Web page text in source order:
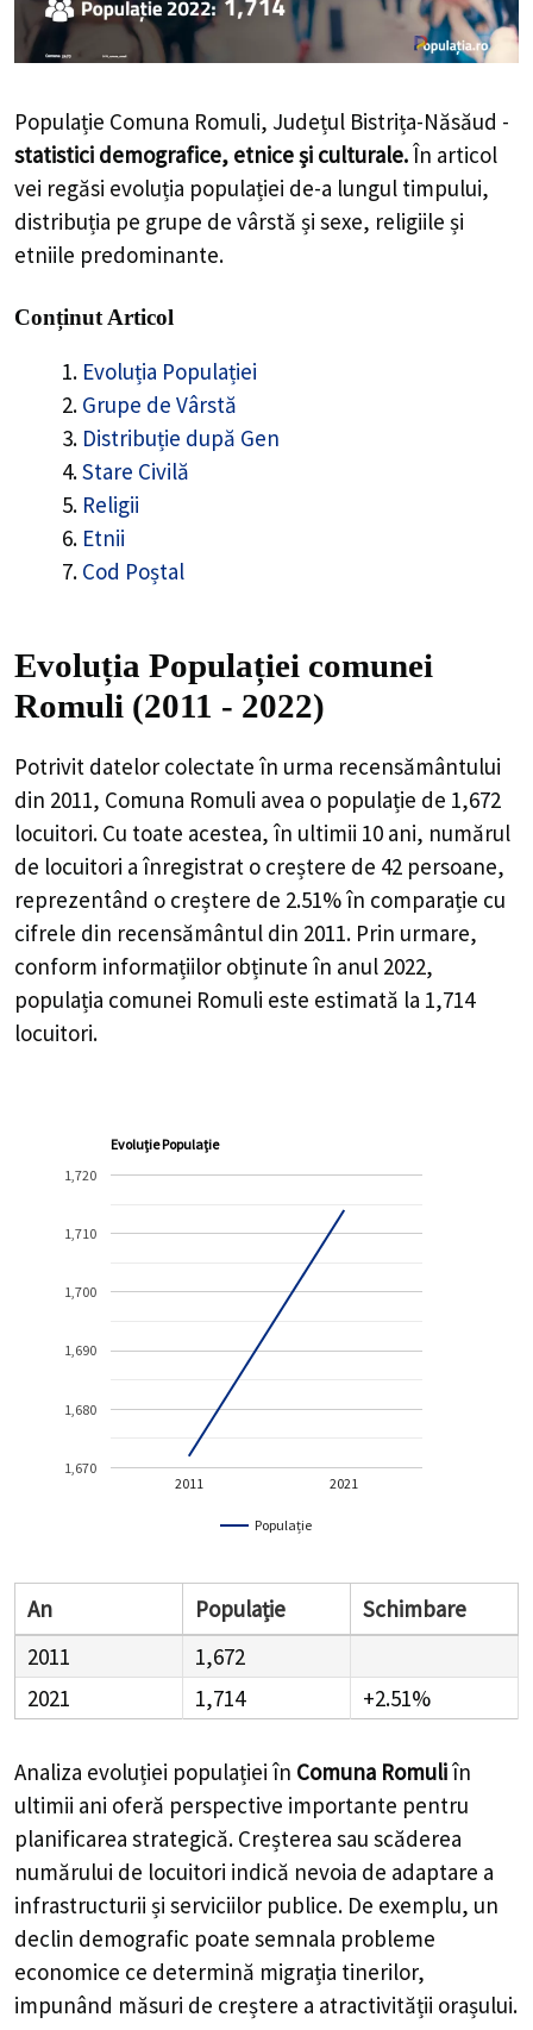
Populație Comuna Romuli, Județul Bistrița-Năsăud -
statistici demografice, etnice și culturale.În articol
vei regăsi evoluția populației de-a lungul timpului,
distribuția pe grupe de vârstă și sexe, religiile și
etniile predominante.
Conținut Articol
Evoluția Populației
Grupe de Vârstă
Distribuție după Gen
Stare Civilă
Religii
Etnii
Cod Poștal
Evoluția Populației comunei
Romuli (2011 - 2022)
Potrivit datelor colectate în urma recensământului
din 2011, Comuna Romuli avea o populație de 1,672
locuitori. Cu toate acestea, în ultimii 10 ani, numărul
de locuitori a înregistrat o creștere de 42 persoane,
reprezentând o creștere de 2.51%în comparație cu
cifrele din recensământul din 2011. Prin urmare,
conform informațiilor obținute în anul 2022,
populația comunei Romuli este estimată la 1,714
locuitori.
Evoluție Populație
Populație
2011 2021
1,670
1,680
1,690
1,700
1,710
1,720
An Populație
Schimbare
2011
1,672
2021
1,714 +2.51%
Analiza evoluției populației în Comuna Romuliîn
ultimii ani oferă perspective importante pentru
planificarea strategică. Creșterea sau scăderea
numărului de locuitori indică nevoia de adaptare a
infrastructurii și serviciilor publice. De exemplu, un
declin demografic poate semnala probleme
economice ce determină migrația tinerilor,
impunând măsuri de creștere a atractivității orașului.